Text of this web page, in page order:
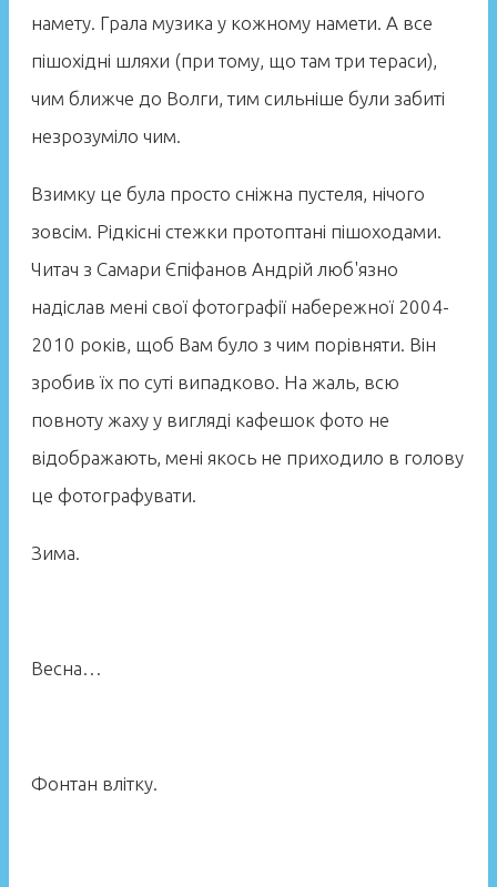
намету. Грала музика у кожному намети. А все
пішохідні шляхи (при тому, що там три тераси),
чим ближче до Волги, тим сильніше були забиті
незрозуміло чим.
Взимку це була просто сніжна пустеля, нічого
зовсім. Рідкісні стежки протоптані пішоходами.
Читач з Самари Єпіфанов Андрій люб'язно
надіслав мені свої фотографії набережної 2004-
2010 років, щоб Вам було з чим порівняти. Він
зробив їх по суті випадково. На жаль, всю
повноту жаху у вигляді кафешок фото не
відображають, мені якось не приходило в голову
це фотографувати.
Зима.
Весна…
Фонтан влітку.